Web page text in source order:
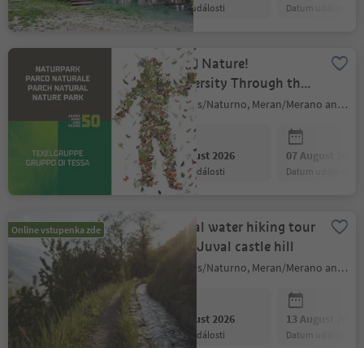
datum události datum události
Echoed Nature!
Biodiversity Through the
Changes of Time -
temporary exhibition
Naturns/Naturno, Meran/Merano and environs
06 August 2026
datum události
07 August 2026
datum události
Online vstupenka zde
Thermal water hiking tour
on the Juval castle hill
Naturns/Naturno, Meran/Merano and environs
06 August 2026
datum události
13 August 2026
datum události